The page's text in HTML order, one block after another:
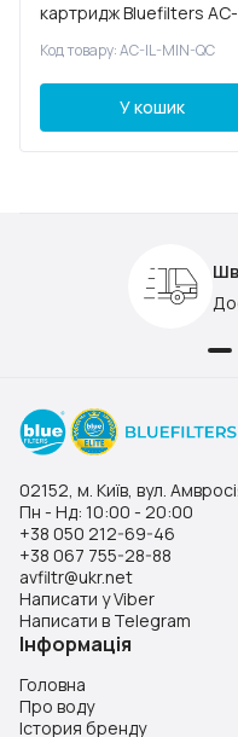
картридж Bluefilters AC-
Код товару: AC-IL-MIN-QC
У кошик
02152, м. Київ, вул.
Пн - Нд: 10:00 - 20:00
+38 050 212-69-46
+38 067 755-28-88
avfiltr@ukr.net
Написати у Viber
Написати в Telegram
Інформація
Головна
Про воду
Істория бренду